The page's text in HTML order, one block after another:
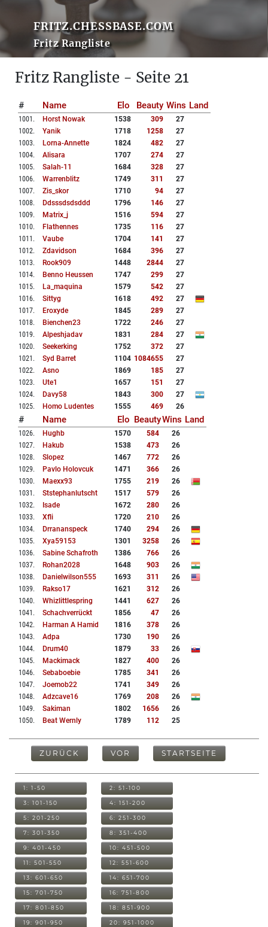
FRITZ.CHESSBASE.COM
Fritz Rangliste
Fritz Rangliste - Seite 21
# Name Elo Beauty Wins Land
1001 . Horst Nowak 1538 309
27
1002. Yanik 1718 1258
27
1003. Lorna-Annette 1824 482
27
1004. Alisara 1707 274
27
1005. Salah-11 1684 328
27
1006. Warrenblitz 1749 311
27
1007. Zis_skor 1710 94
27
1008. Ddsssdsdsddd 1796 146
27
1009. Matrix_j 1516 594
27
1010. Flathennes 1735 116
27
1011 . Vaube 1704 141
27
1012. Zdavidson 1684 396
27
1013. Rook909 1448 2844
27
1014. Benno Heussen 1747 299
27
1015. La_maquina 1579 542
27
1016. Sittyg 1618 492
27
1017. Eroxyde 1845 289
27
1018. Bienchen23 1722 246
27
1019. Alpeshjadav 1831 284
27
1020. Seekerking 1752 372
27
1021 . Syd Barret 1104 1084655
27
1022. Asno 1869 185
27
1023. Ute1 1657 151
27
1024. Davy58 1843 300
27
1025. Homo Ludentes 1555 469 26
# Name Elo BeautyWins Land
1026. Hughb 1570 584
26
1027. Hakub 1538 473
26
1028. Slopez 1467 772
26
1029. Pavlo Holovcuk 1471 366
26
1030. Maexx93 1755 219
26
1031 . Ststephanlutscht 1517 579
26
1032. Isade 1672 280
26
1033. Xfli 1720 210
26
1034. Drrananspeck 1740 294
26
1035. Xya59153 1301 3258
26
1036. Sabine Schafroth 1386 766
26
1037. Rohan2028 1648 903
26
1038. Danielwilson555 1693 311
26
1039. Rakso17 1621 312
26
1040. Whizlittlespring 1441 627
26
1041 . Schachverrückt 1856 47
26
1042. Harman A Hamid 1816 378
26
1043. Adpa 1730 190
26
1044. Drum40 1879 33
26
1045. Mackimack 1827 400
26
1046. Sebaboebie 1785 341
26
1047. Joemob22 1741 349
26
1048. Adzcave16 1769 208
26
1049. Sakiman 1802 1656
26
1050. Beat Wernly 1789 112 25
ZURÜCK VOR STARTSEITE
1: 1-50 2: 51-100
3: 101-150 4: 151-200
5: 201-250 6: 251-300
7: 301-350 8: 351-400
9: 401-450 10: 451-500
11: 501-550 12: 551-600
13: 601-650 14: 651-700
15: 701-750 16: 751-800
17: 801-850 18: 851-900
19: 901-950 20: 951-1000